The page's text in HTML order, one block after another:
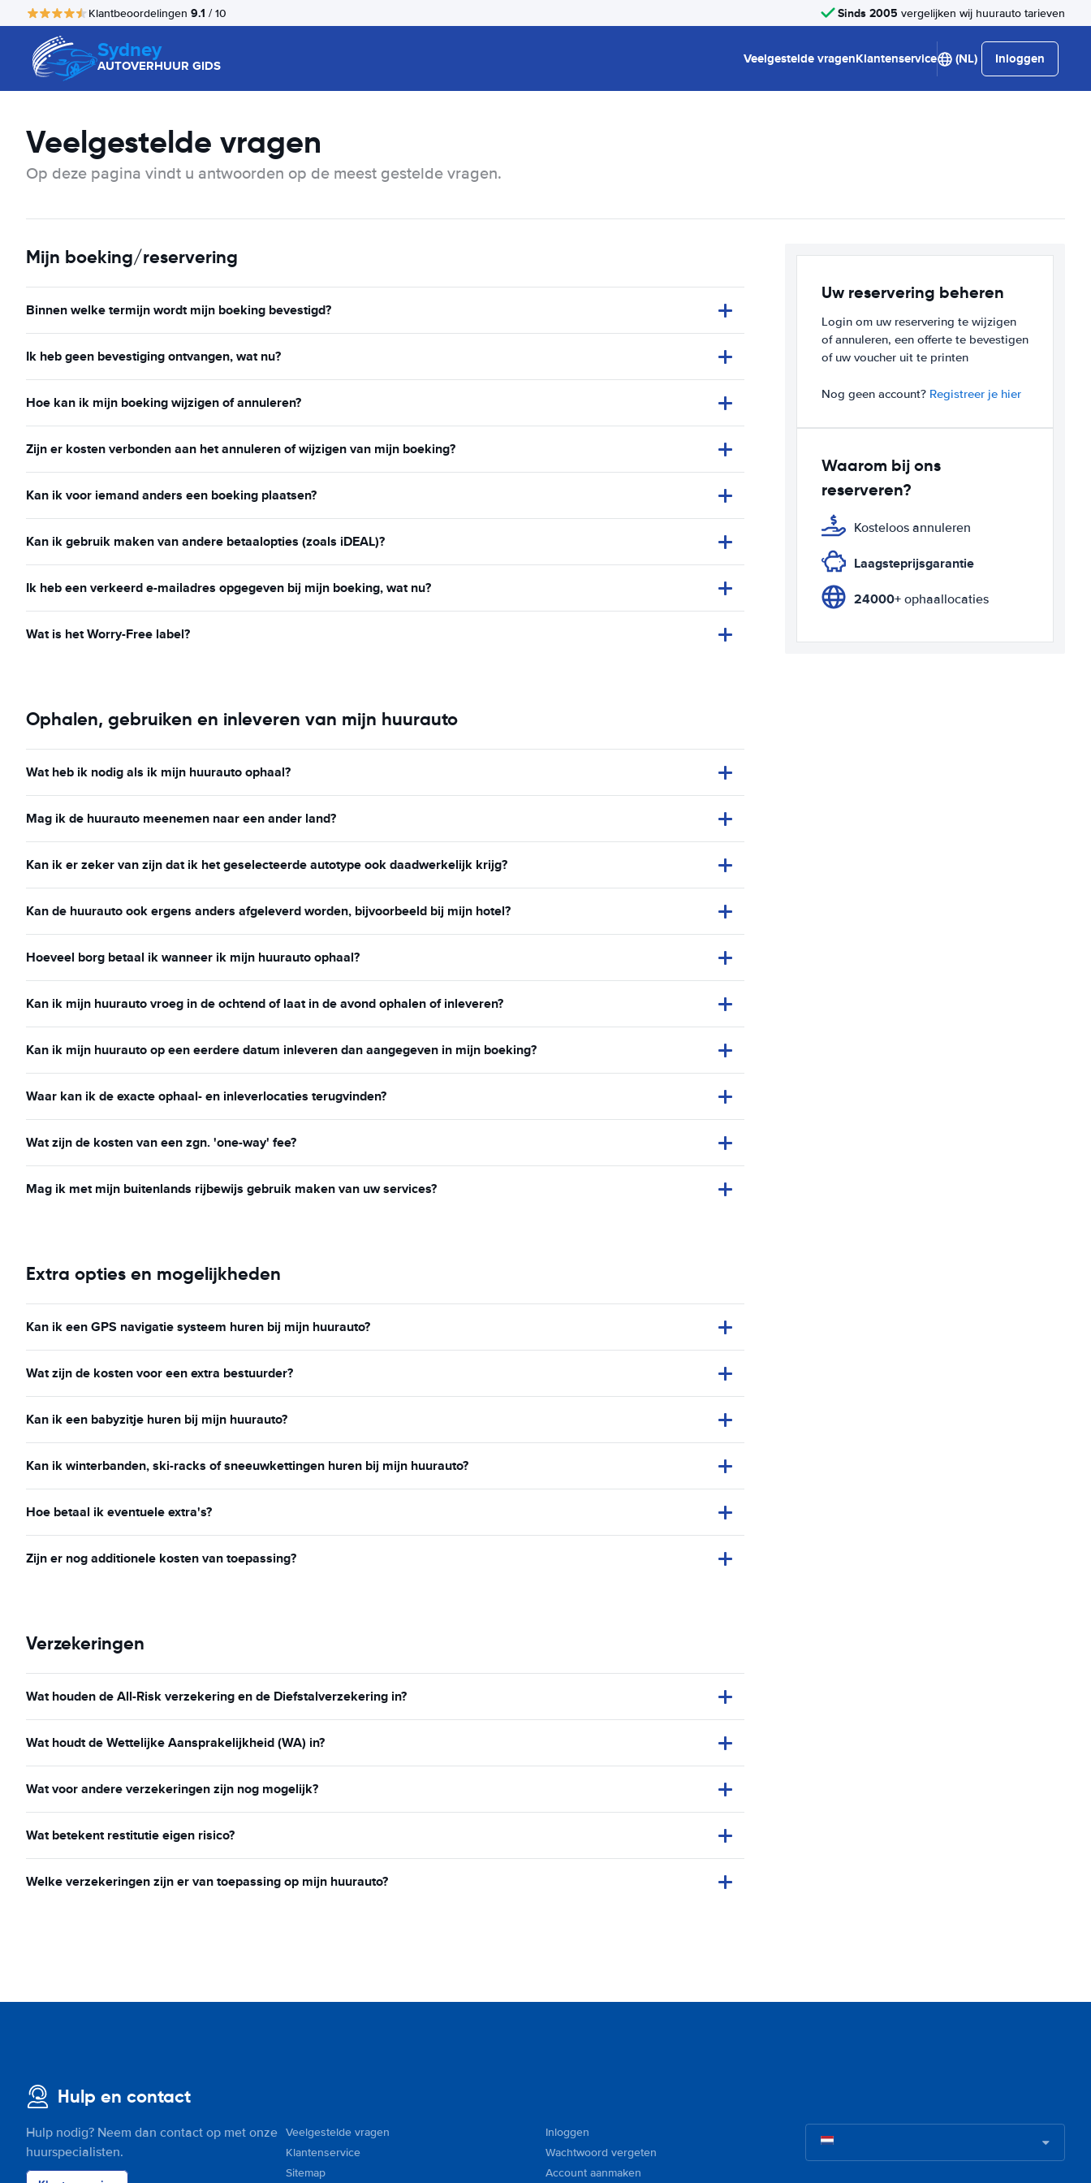
Klantbeoordelingen 9.1 / 10 Sinds 2005 vergelijken wij huurauto tarieven
Sydney
AUTOVERHUUR GIDS Veelgestelde vragenKlantenservice (NL) Inloggen
Veelgestelde vragen
Op deze pagina vindt u antwoorden op de meest gestelde vragen.
Mijn boeking/reservering
Binnen welke termijn wordt mijn boeking bevestigd?
Ik heb geen bevestiging ontvangen, wat nu?
Hoe kan ik mijn boeking wijzigen of annuleren?
Zijn er kosten verbonden aan het annuleren of wijzigen van mijn boeking?
Kan ik voor iemand anders een boeking plaatsen?
Kan ik gebruik maken van andere betaalopties (zoals iDEAL)?
Ik heb een verkeerd e-mailadres opgegeven bij mijn boeking, wat nu?
Wat is het Worry-Free label?
Ophalen, gebruiken en inleveren van mijn huurauto
Wat heb ik nodig als ik mijn huurauto ophaal?
Mag ik de huurauto meenemen naar een ander land?
Kan ik er zeker van zijn dat ik het geselecteerde autotype ook daadwerkelijk krijg?
Kan de huurauto ook ergens anders afgeleverd worden, bijvoorbeeld bij mijn hotel?
Hoeveel borg betaal ik wanneer ik mijn huurauto ophaal?
Kan ik mijn huurauto vroeg in de ochtend of laat in de avond ophalen of inleveren?
Kan ik mijn huurauto op een eerdere datum inleveren dan aangegeven in mijn boeking?
Waar kan ik de exacte ophaal- en inleverlocaties terugvinden?
Wat zijn de kosten van een zgn. 'one-way' fee?
Mag ik met mijn buitenlands rijbewijs gebruik maken van uw services?
Extra opties en mogelijkheden
Kan ik een GPS navigatie systeem huren bij mijn huurauto?
Wat zijn de kosten voor een extra bestuurder?
Kan ik een babyzitje huren bij mijn huurauto?
Kan ik winterbanden, ski-racks of sneeuwkettingen huren bij mijn huurauto?
Hoe betaal ik eventuele extra's?
Zijn er nog additionele kosten van toepassing?
Verzekeringen
Wat houden de All-Risk verzekering en de Diefstalverzekering in?
Wat houdt de Wettelijke Aansprakelijkheid (WA) in?
Wat voor andere verzekeringen zijn nog mogelijk?
Wat betekent restitutie eigen risico?
Welke verzekeringen zijn er van toepassing op mijn huurauto?
Uw reservering beheren
Login om uw reservering te wijzigen
of annuleren, een offerte te bevestigen
of uw voucher uit te printen
Nog geen account? Registreer je hier
Waarom bij ons
reserveren?
Kosteloos annuleren
Laagsteprijsgarantie
24000+ ophaallocaties
Hulp en contact
Hulp nodig? Neem dan contact op met onze
huurspecialisten.
Veelgestelde vragen
Klantenservice
Sitemap
Inloggen
Wachtwoord vergeten
Account aanmaken